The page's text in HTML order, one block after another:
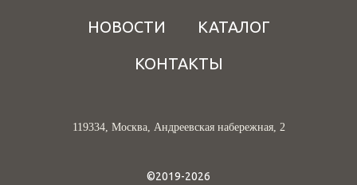
НОВОСТИ
КАТАЛОГ
КОНТАКТЫ
119334, Москва, Андреевская набережная, 2
©2019-2026